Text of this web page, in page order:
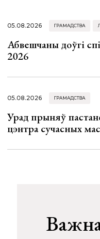
05.08.2026 ГРАМАДСТВА
Абвешчаны доўгі
2026
05.08.2026 ГРАМАДСТВА
Урад прыняў
цэнтра сучасных